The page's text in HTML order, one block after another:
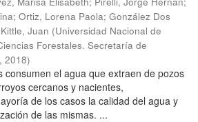
Ortiz, Lorena Paola; González Dos
Juan (Universidad Nacional de
Forestales. Secretaría de
, 2018)
consumen el agua que extraen de pozos
cercanos y nacientes,
de los casos la calidad del agua y
de las mismas. ...